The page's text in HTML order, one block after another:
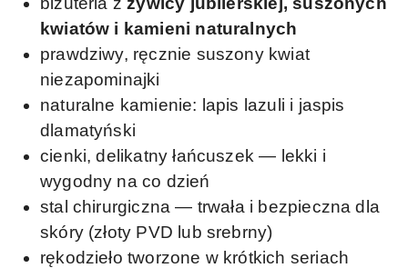
kwiatów i kamieni naturalnych
prawdziwy, ręcznie suszony kwiat
niezapominajki
naturalne kamienie: lapis lazuli i jaspis
dlamatyński
cienki, delikatny łańcuszek — lekki i
wygodny na co dzień
stal chirurgiczna — trwała i bezpieczna dla
skóry (złoty PVD lub srebrny)
rękodzieło tworzone w krótkich seriach